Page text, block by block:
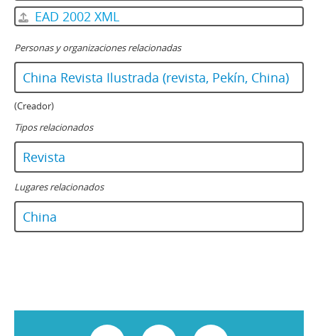
EAD 2002 XML
Personas y organizaciones relacionadas
China Revista Ilustrada (revista, Pekín, China)
(Creador)
Tipos relacionados
Revista
Lugares relacionados
China